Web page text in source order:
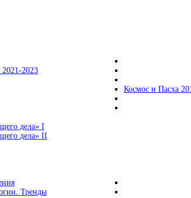
2023
Космос и Пасха
дела» I
дела» II
Тренды